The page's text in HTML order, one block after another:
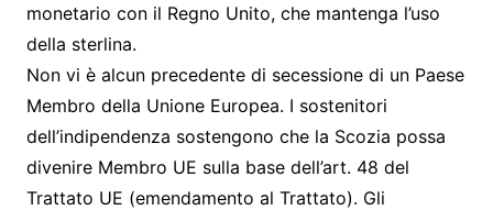
monetario con il Regno Unito, che mantenga l’uso
della sterlina.
Non vi è alcun precedente di secessione di un Paese
Membro della Unione Europea. I sostenitori
dell’indipendenza sostengono che la Scozia possa
divenire Membro UE sulla base dell’art. 48 del
Trattato UE (emendamento al Trattato). Gli